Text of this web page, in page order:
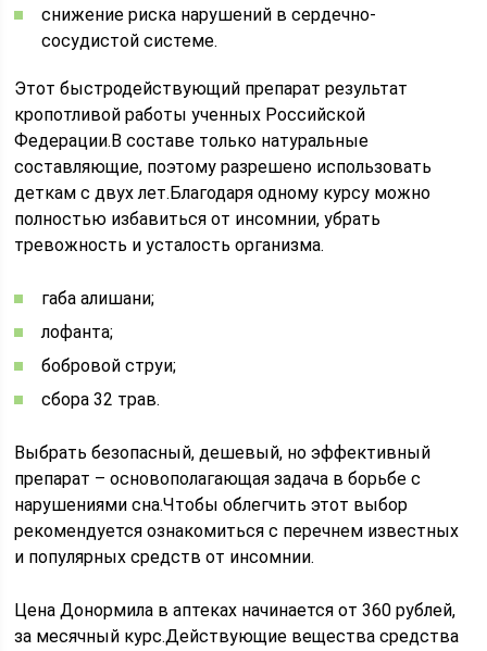
снижение риска нарушений в сердечно-
сосудистой системе.
Этот быстродействующий препарат результат
кропотливой работы ученных Российской
Федерации.В составе только натуральные
составляющие, поэтому разрешено использовать
деткам с двух лет.Благодаря одному курсу можно
полностью избавиться от инсомнии, убрать
тревожность и усталость организма.
габа алишани;
лофанта;
бобровой струи;
сбора 32 трав.
Выбрать безопасный, дешевый, но эффективный
препарат – основополагающая задача в борьбе с
нарушениями сна.Чтобы облегчить этот выбор
рекомендуется ознакомиться с перечнем известных
и популярных средств от инсомнии.
Цена Донормила в аптеках начинается от 360 рублей,
за месячный курс.Действующие вещества средства